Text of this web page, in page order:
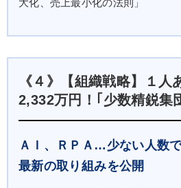
大化、売上最小化の法則」
《４》【組織戦略】１人
2,332万円！｢少数精鋭集
ＡＩ、ＲＰＡ…少ない人数
最新の取り組みを公開